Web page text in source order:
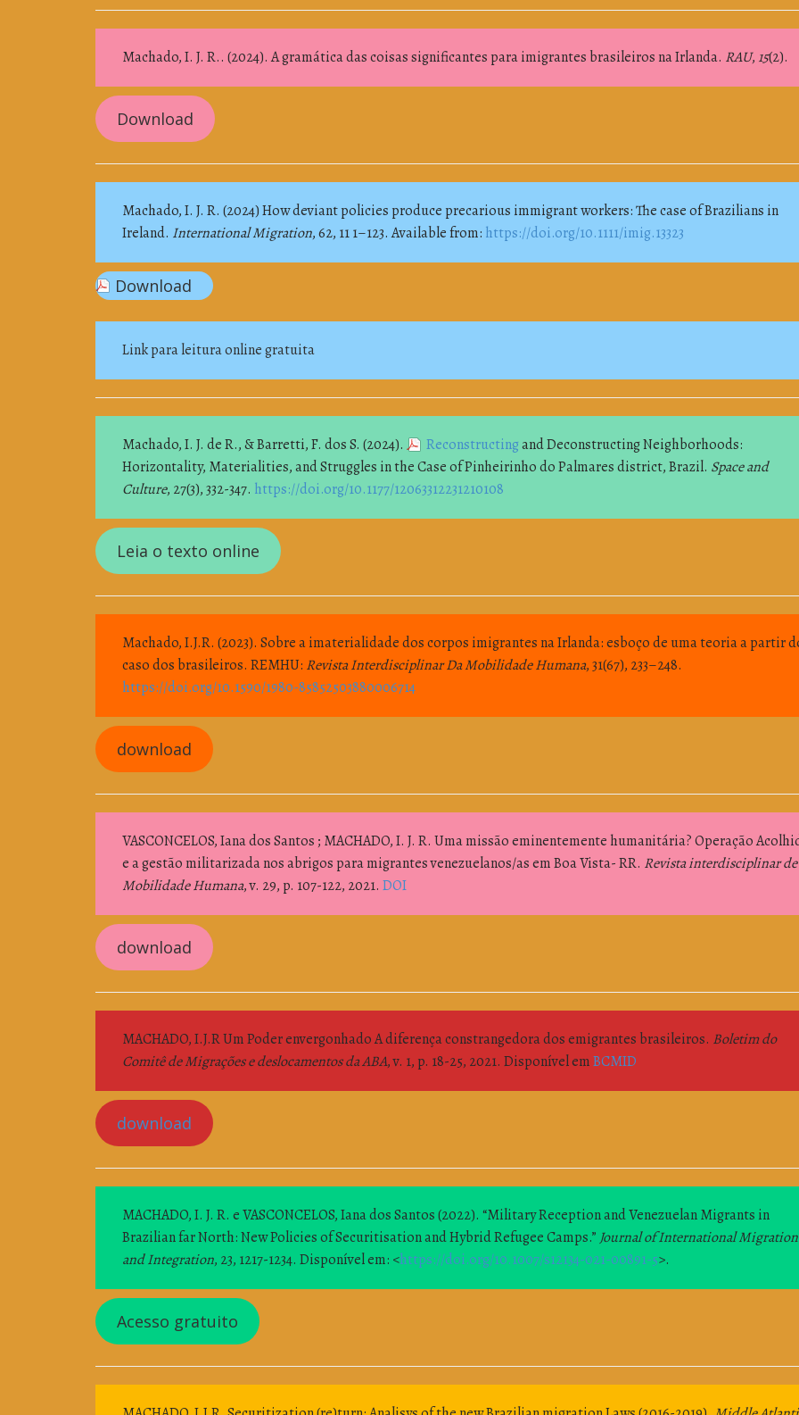
Machado, I. J. R.. (2024). A gramática das coisas significantes para imigrantes brasileiros na Irlanda. RAU, 15(2).
Download
Machado, I. J. R. (2024) How deviant policies produce precarious immigrant workers: The case of Brazilians in
Ireland. International Migration, 62, 11 1–123. Available from: https://doi.org/10.1111/imig.13323
Download
Link para leitura online gratuita
Machado, I. J. de R., & Barretti, F. dos S. (2024). Reconstructing and Deconstructing Neighborhoods:
Horizontality, Materialities, and Struggles in the Case of Pinheirinho do Palmares district, Brazil. Space and
Culture, 27(3), 332-347. https://doi.org/10.1177/12063312231210108
Leia o texto online
Machado, I.J.R. (2023). Sobre a imaterialidade dos corpos imigrantes na Irlanda: esboço de uma teoria a partir
caso dos brasileiros. REMHU: Revista Interdisciplinar Da Mobilidade Humana, 31(67), 233–248.
https://doi.org/10.1590/1980-85852503880006714
download
VASCONCELOS, Iana dos Santos ; MACHADO, I. J. R. Uma missão eminentemente humanitária? Operação
e a gestão militarizada nos abrigos para migrantes venezuelanos/as em Boa Vista- RR. Revista interdisciplinar de
Mobilidade Humana, v. 29, p. 107-122, 2021. DOI
download
MACHADO, I.J.R Um Poder envergonhado A diferença constrangedora dos emigrantes brasileiros. Boletim do
Comitê de Migrações e deslocamentos da ABA, v. 1, p. 18-25, 2021. Disponível emBCMID
download
MACHADO, I. J. R. e VASCONCELOS, Iana dos Santos (2022). “Military Reception and Venezuelan Migrants in
Brazilian far North: New Policies of Securitisation and Hybrid Refugee Camps.” Journal of International Migration
and Integration, 23, 1217-1234. Disponível em: <https://doi.org/10.1007/s12134-021-00891-5>.
Acesso gratuito